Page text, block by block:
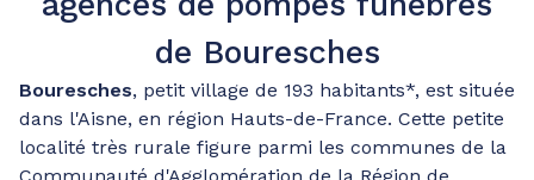
de Bouresches
Bouresches, petit village de 193 habitants*, est située
dans l'Aisne, en région Hauts-de-France. Cette petite
localité très rurale figure parmi les communes de la